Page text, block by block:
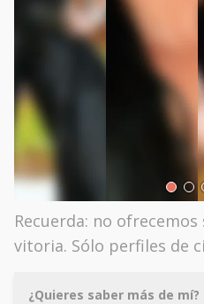
Recuerda: no
vitoria. Sólo perfiles de
¿Quieres saber más de mí?